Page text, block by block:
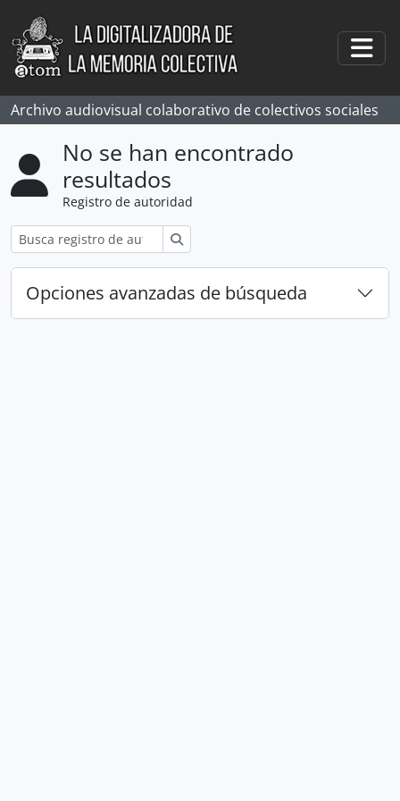
Skip to main content
Archivo audiovisual colaborativo de colectivos sociales
No se han encontrado
resultados
Registro de autoridad
Opciones avanzadas de búsqueda